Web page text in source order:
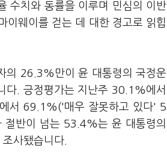
수치와 동률을 이루며 민심의 이반
이웨이를 걷는 데 대한 경고로 읽힙
의 26.3%만이 윤 대통령의 국정운
. 긍정평가는 지난주 30.1%에서
서 69.1%('매우 잘못하고 있다' 5
반이 넘는 53.4%는 윤 대통령의
사됐습니다.